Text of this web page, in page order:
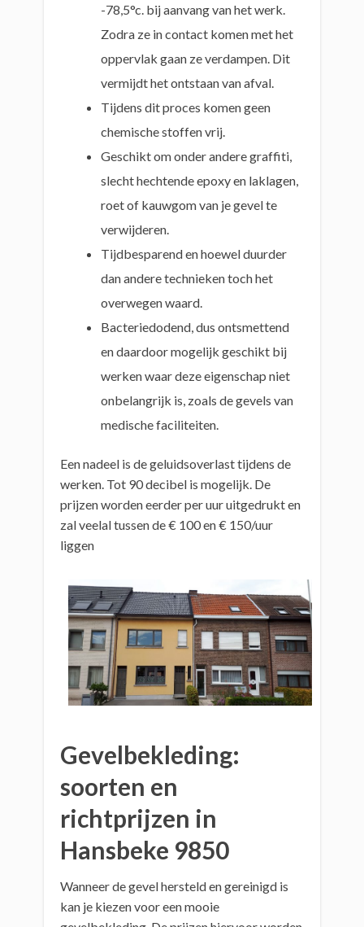
-78,5°c. bij aanvang van het werk.
Zodra ze in contact komen met het
oppervlak gaan ze verdampen. Dit
vermijdt het ontstaan van afval.
Tijdens dit proces komen geen
chemische stoffen vrij.
Geschikt om onder andere graffiti,
slecht hechtende epoxy en laklagen,
roet of kauwgom van je gevel te
verwijderen.
Tijdbesparend en hoewel duurder
dan andere technieken toch het
overwegen waard.
Bacteriedodend, dus ontsmettend
en daardoor mogelijk geschikt bij
werken waar deze eigenschap niet
onbelangrijk is, zoals de gevels van
medische faciliteiten.
Een nadeel is de geluidsoverlast tijdens de
werken. Tot 90 decibel is mogelijk. De
prijzen worden eerder per uur uitgedrukt en
zal veelal tussen de € 100 en € 150/uur
liggen
Gevelbekleding:
soorten en
richtprijzen in
Hansbeke 9850
Wanneer de gevel hersteld en gereinigd is
kan je kiezen voor een mooie